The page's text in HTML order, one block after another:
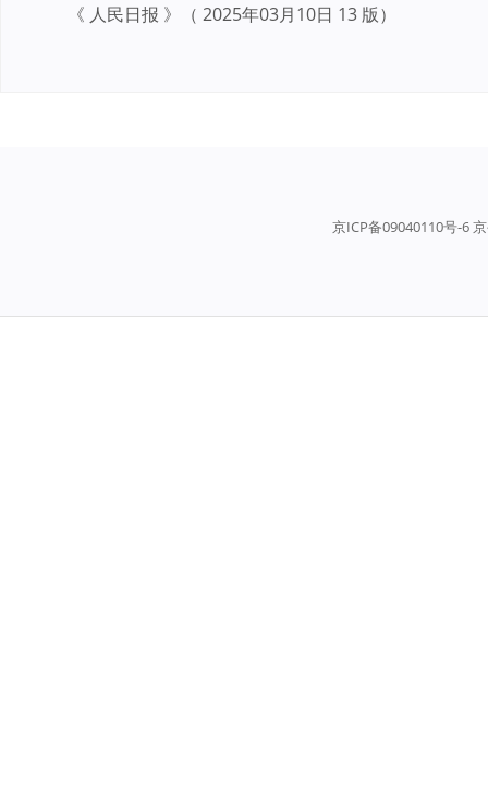
《 人民日报 》（ 2025年03月10日 13 版）
京ICP备09040110号-6